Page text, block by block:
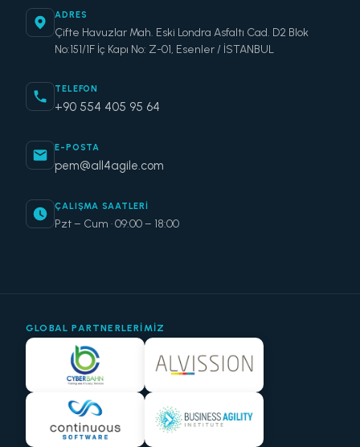
ADRES
Çifte Havuzlar Mah. Eski Londra Asfaltı Cad. D2 Blok
No:151/1F İç Kapı No: Z-01, Esenler / İSTANBUL
TELEFON
+90 554 405 95 64
E-POSTA
pem@all4agile.com
ÇALIŞMA SAATLERI
Pzt – Cum · 09:00 – 18:00
GLOBAL PARTNERLERIMIZ